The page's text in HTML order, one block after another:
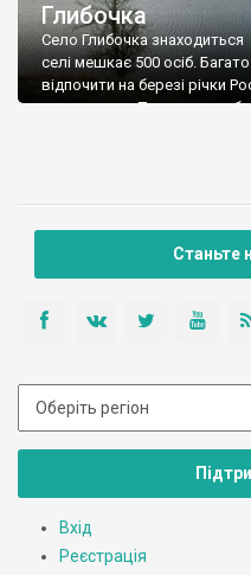
Глибочка
Село Глибочка знаходиться
селі мешкає 500 осіб.
відпочити на березі річки
мальовнича. Потужна
Станьте
Вхід
Реєстрація